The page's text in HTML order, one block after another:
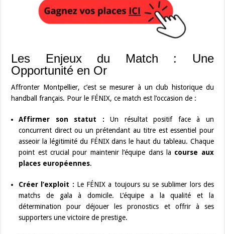
Les Enjeux du Match : Une
Opportunité en Or
Affronter Montpellier, c’est se mesurer à un club historique du
handball français. Pour le FÉNIX, ce match est l’occasion de :
Affirmer son statut : Un résultat positif face à un
concurrent direct ou un prétendant au titre est essentiel pour
asseoir la légitimité du FÉNIX dans le haut du tableau. Chaque
point est crucial pour maintenir l’équipe dans la course aux
places européennes.
Créer l’exploit : Le FÉNIX a toujours su se sublimer lors des
matchs de gala à domicile. L’équipe a la qualité et la
détermination pour déjouer les pronostics et offrir à ses
supporters une victoire de prestige.